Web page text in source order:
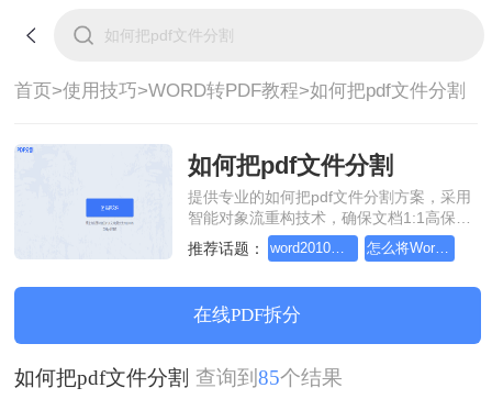
首页>使用技巧>WORD转PDF教程>如何把pdf文件分割
如何把pdf文件分割
提供专业的如何把pdf文件分割方案，采用
智能对象流重构技术，确保文档1:1高保真
还原且排版不乱码。支持一键批量处理，
全链路 SSL 加密保障隐私安全。助您快速
办公。
推荐话题： word2010转pdf，分享一种简单的方法 怎么将Word转pdf格式，分享一种简单的方法
在线PDF拆分
如何把pdf文件分割 查询到85个结果